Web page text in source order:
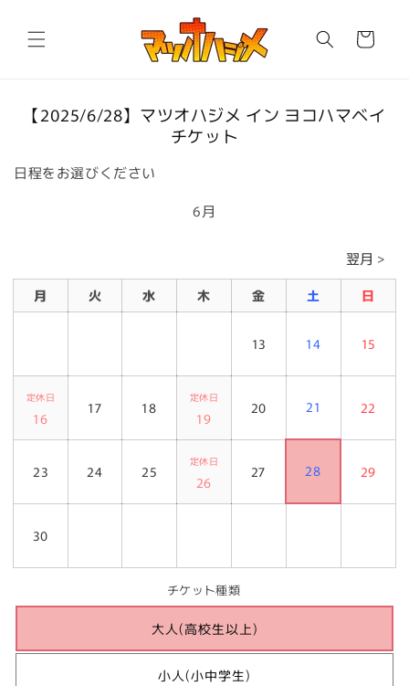
進む
ー
商品情
報にス
【2025/6/28】マツオハジメ イン ヨコハマベイ
チケット
日程をお選びください
6月
翌月 >
月 火 水 木 金 土 日
13 14 15
定休日
16
17 18
定休日
19
20 21 22
23 24 25
定休日
26
27 28 29
30
チケット種類
大人(高校生以上)
小人(小中学生)